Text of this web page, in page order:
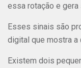
essa rotação e
Esses sinais são
digital que mostra a
Existem dois